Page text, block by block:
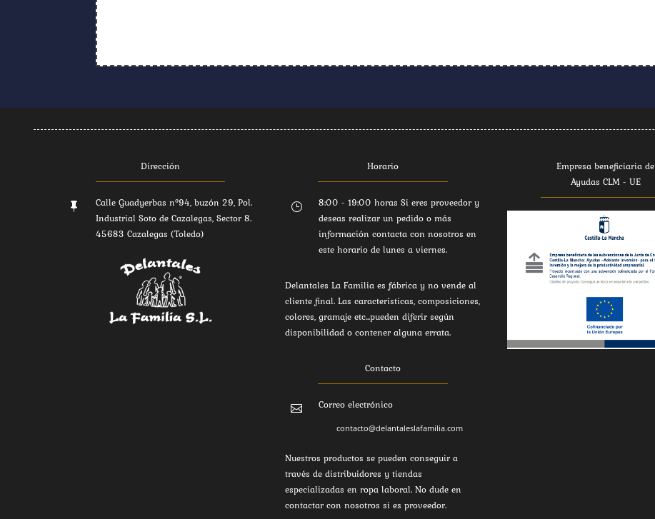
Dirección

Calle Guadyerbas nº94, buzón 29, Pol.
Industrial Soto de Cazalegas, Sector 8.
45683 Cazalegas (Toledo)
Horario
}
8:00 - 19:00 horas Si eres proveedor y
deseas realizar un pedido o más
información contacta con nosotros en
este horario de lunes a viernes.
Delantales La Familia es fábrica y no vende al
cliente final. Las características, composiciones,
colores, gramaje etc...pueden diferir según
disponibilidad o contener alguna errata.
Contacto
 Correo electrónico
contacto@delantaleslafamilia.com
Nuestros productos se pueden conseguir a
través de distribuidores y tiendas
especializadas en ropa laboral. No dude en
contactar con nosotros si es proveedor.
Empresa beneficiaria de
Ayudas CLM - UE